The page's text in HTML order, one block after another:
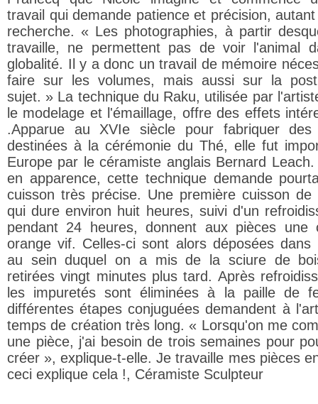
travail qui demande patience et précision,
recherche. « Les photographies, à partir
travaille, ne permettent pas de voir l'animal
globalité. Il y a donc un travail de mémoire
faire sur les volumes, mais aussi sur la
sujet. » La technique du Raku, utilisée par
le modelage et l'émaillage, offre des effets
.Apparue au XVIe siècle pour fabriquer des
destinées à la cérémonie du Thé, elle fut
Europe par le céramiste anglais Bernard Leach.
en apparence, cette technique demande
cuisson très précise. Une première cuisson de
qui dure environ huit heures, suivi d'un
pendant 24 heures, donnent aux pièces une
orange vif. Celles-ci sont alors déposées dans
au sein duquel on a mis de la sciure de
retirées vingt minutes plus tard. Après
les impuretés sont éliminées à la paille de
différentes étapes conjuguées demandent à
temps de création très long. « Lorsqu'on me
une pièce, j'ai besoin de trois semaines pour
créer », explique-t-elle. Je travaille mes pièces
ceci explique cela !, Céramiste Sculpteur